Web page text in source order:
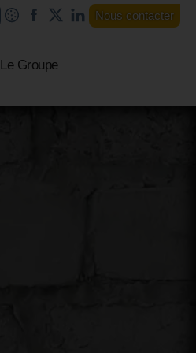
Nous contacter
Le Groupe